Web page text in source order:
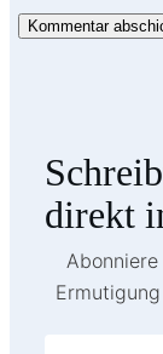
Kommentar
direkt